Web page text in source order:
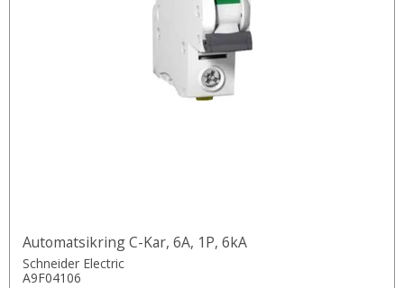
Automatsikring C-Kar, 6A, 1P, 6kA
Schneider Electric
A9F04106